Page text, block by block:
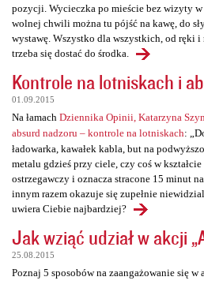
pozycji. Wycieczka po mieście bez wizyty
wolnej chwili można tu pójść na kawę, do
wystawę. Wszystko dla wszystkich, od ręki
trzeba się dostać do środka.
Kontrole na lotniskach i
01.09.2015
Na łamach Dziennika Opinii, Katarzyna
absurd nadzoru – kontrole na lotniskach:
ładowarka, kawałek kabla, but na
metalu gdzieś przy ciele, czy coś w
ostrzegawczy i oznacza stracone 15 minut
innym razem okazuje się zupełnie
uwiera Ciebie najbardziej?
Jak wziąć udział w akcji
25.08.2015
Poznaj 5 sposobów na zaangażowanie się w